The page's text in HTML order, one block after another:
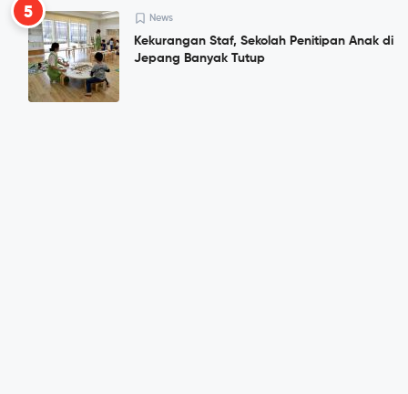
5 News
Kekurangan Staf, Sekolah Penitipan Anak di
Jepang Banyak Tutup